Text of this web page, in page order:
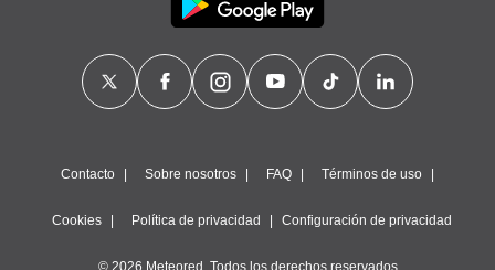
Contacto Sobre nosotros FAQ Términos de uso
Cookies Política de privacidad Configuración de privacidad
© 2026 Meteored. Todos los derechos reservados